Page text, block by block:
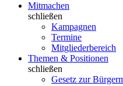
Mitmachen
schließen
Kampagnen
Termine
Mitgliederbereich
Themen & Positionen
schließen
Gesetz zur